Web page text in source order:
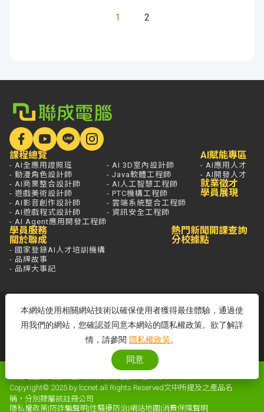
1 2
課程總覽
- AI全應用證照班
- 動漫角色設計師
- AI商業整合設計師
- 遊戲美術設計師
- AI影音創作設計師
- AI遊戲程式設計師
- AI Agent應用開發工程師
- AI 3D室內設計師
- Java軟體工程師
- AI人工智慧工程師
- PTC機構工程師
- 雲端系統整合工程師
- 資訊安全工程師
AI賦能專區
- AI應用人才
- AI開發人才
就業徵才
學員展現
學員服務
關於聯成
- 國家登錄AI人才培訓機構
- 品牌故事
- 品牌大事記
熱門新聞
分校據點
開課查詢
若想進一步了解，打通電話問最安心，
免付費專線歡迎來電！
客服專線：0800-580-581
周一至五 09:00~18:00
Copyright© 2025 by lccnet.all Rights Reserved文中所提及之產品名
稱，分別隸屬該註冊公司
隱私權政策|防詐騙聲明|性騷擾防治|網站地圖|消費保障聲明
本網站使用相關網站技術以確保使用者獲得最佳體驗，通過使
用我們的網站，您確認並同意本網站的隱私權政策。欲了解詳
情，請參閱 隱私權政策。
同意